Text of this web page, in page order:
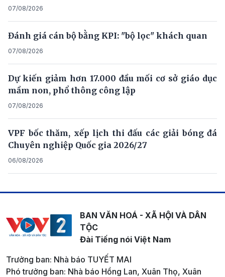
07/08/2026
Đánh giá cán bộ bằng KPI: "bộ lọc" khách quan
07/08/2026
Dự kiến giảm hơn 17.000 đầu mối cơ sở giáo dục
mầm non, phổ thông công lập
07/08/2026
VPF bốc thăm, xếp lịch thi đấu các giải bóng đá
Chuyên nghiệp Quốc gia 2026/27
06/08/2026
BAN VĂN HOÁ - XÃ HỘI VÀ DÂN
TỘC
Đài Tiếng nói Việt Nam
Trưởng ban: Nhà báo TUYẾT MAI
Phó trưởng ban: Nhà báo Hồng Lan, Xuân Thọ, Xuân